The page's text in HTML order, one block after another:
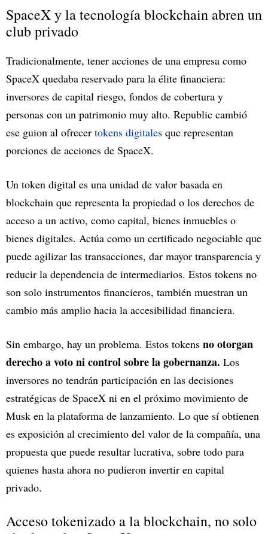
SpaceX y la tecnología blockchain abren un
club privado
Tradicionalmente, tener acciones de una empresa como
SpaceX quedaba reservado para la élite financiera:
inversores de capital riesgo, fondos de cobertura y
personas con un patrimonio muy alto. Republic cambió
ese guion al ofrecer tokens digitales que representan
porciones de acciones de SpaceX.
Un token digital es una unidad de valor basada en
blockchain que representa la propiedad o los derechos de
acceso a un activo, como capital, bienes inmuebles o
bienes digitales. Actúa como un certificado negociable que
puede agilizar las transacciones, dar mayor transparencia y
reducir la dependencia de intermediarios. Estos tokens no
son solo instrumentos financieros, también muestran un
cambio más amplio hacia la accesibilidad financiera.
Sin embargo, hay un problema. Estos tokens no otorgan
derecho a voto ni control sobre la gobernanza. Los
inversores no tendrán participación en las decisiones
estratégicas de SpaceX ni en el próximo movimiento de
Musk en la plataforma de lanzamiento. Lo que sí obtienen
es exposición al crecimiento del valor de la compañía, una
propuesta que puede resultar lucrativa, sobre todo para
quienes hasta ahora no pudieron invertir en capital
privado.
Acceso tokenizado a la blockchain, no solo